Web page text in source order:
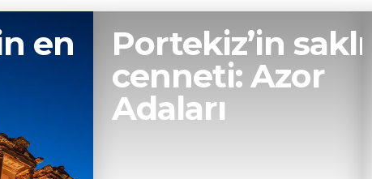
en
Portekiz’in saklı
cenneti: Azor
Adaları